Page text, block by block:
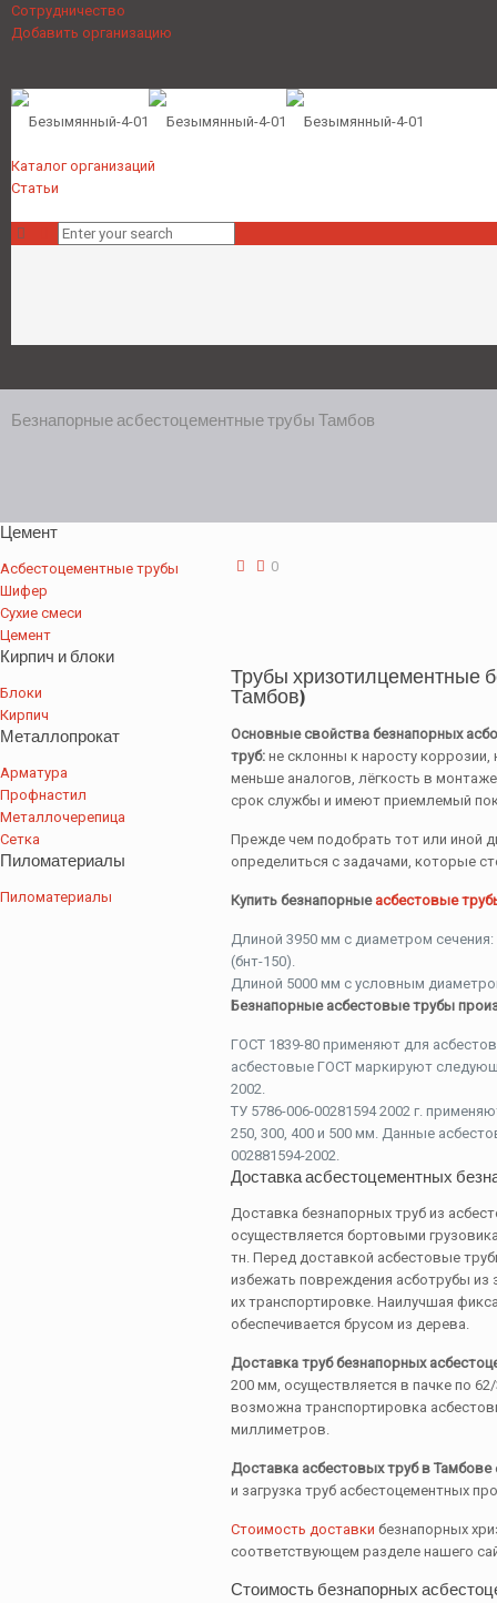
Сотрудничество
Добавить организацию
Каталог организаций
Статьи
Безнапорные асбестоцементные трубы Тамбов
0
Трубы хризотилцементные
Тамбов)
Основные свойства безнапорных
труб:не склонны к наросту
меньше аналогов, лёгкость в
срок службы и имеют приемлемый
Прежде чем подобрать тот или иной
определиться с задачами, которые
Купить безнапорные асбестовые
Длиной 3950 мм с диаметром
(бнт-150).
Длиной 5000 мм с условным
Безнапорные асбестовые трубы
ГОСТ 1839-80 применяют для
асбестовые ГОСТ маркируют
2002.
ТУ 5786-006-00281594 2002 г.
250, 300, 400 и 500 мм. Данные
002881594-2002.
Доставка асбестоцементных
Доставка безнапорных труб из
осуществляется бортовыми
тн. Перед доставкой асбестовые
избежать повреждения асботрубы из
их транспортировке. Наилучшая
обеспечивается брусом из дерева.
Доставка труб безнапорных
200 мм, осуществляется в пачке по
возможна транспортировка
миллиметров.
Доставка асбестовых труб в Тамбове
и загрузка труб асбестоцементных
Стоимость доставки безнапорных
соответствующем разделе нашего
Стоимость безнапорных
Цемент
Асбестоцементные трубы
Шифер
Сухие смеси
Цемент
Кирпич и блоки
Блоки
Кирпич
Металлопрокат
Арматура
Профнастил
Металлочерепица
Сетка
Пиломатериалы
Пиломатериалы